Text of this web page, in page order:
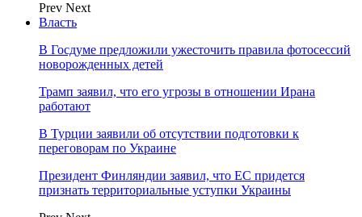
Prev Next
Власть
В Госдуме предложили ужесточить правила фотосессий
новорожденных детей
Трамп заявил, что его угрозы в отношении Ирана
работают
В Турции заявили об отсутствии подготовки к
переговорам по Украине
Президент Финляндии заявил, что ЕС придется
признать территориальные уступки Украины